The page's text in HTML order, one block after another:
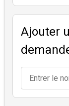
Ajouter